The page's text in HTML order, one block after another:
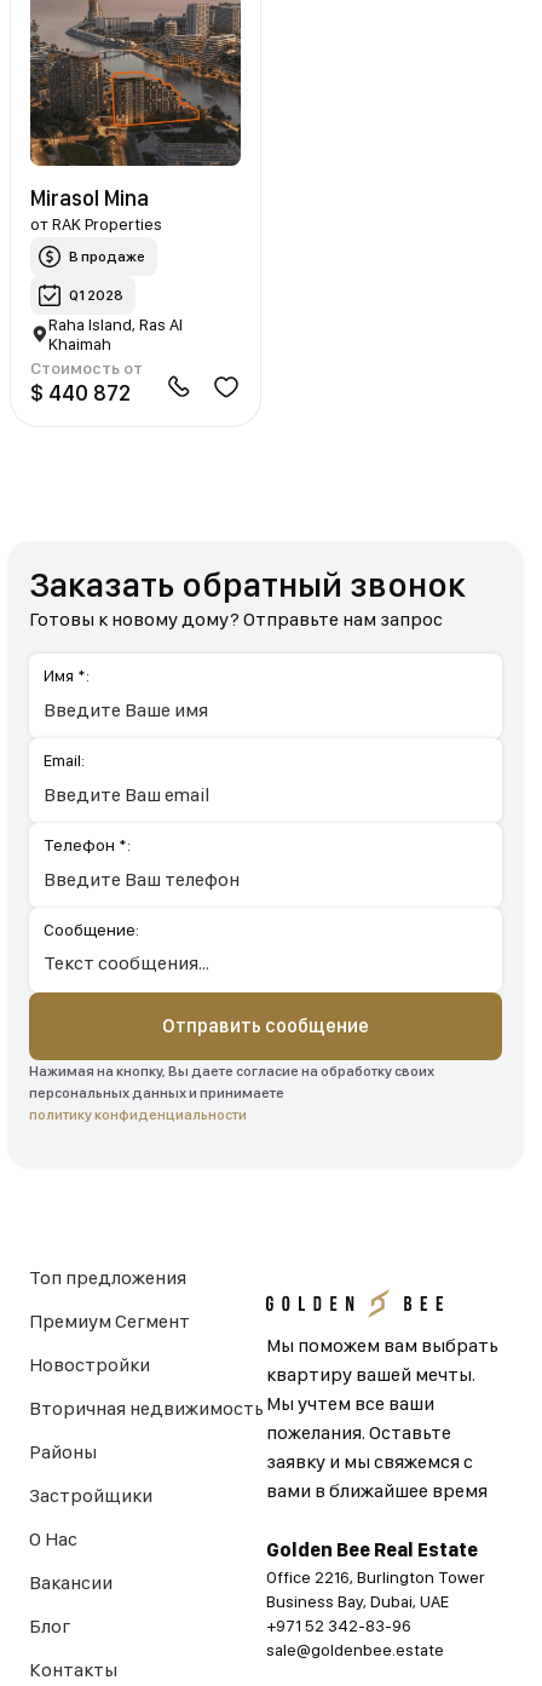
Mirasol Mina
отRAK Properties
В продаже
Q1 2028
Raha Island, Ras Al
Khaimah
Стоимость от
$ 440 872
Заказать обратный звонок
Готовы к новому дому? Отправьте нам запрос
Имя *:
Email:
Телефон *:
Сообщение:
Отправить сообщение
Нажимая на кнопку, Вы даете согласие на обработку своих
персональных данных и принимаете
политику конфиденциальности
Мы поможем вам выбрать
квартиру вашей мечты.
Мы учтем все ваши
пожелания. Оставьте
заявку и мы свяжемся с
вами в ближайшее время
Golden Bee Real Estate
Office 2216, Burlington Tower
Business Bay, Dubai, UAE
+971 52 342-83-96
sale@goldenbee.estate
Топ предложения
Премиум Сегмент
Новостройки
Вторичная недвижимость
Районы
Застройщики
О Нас
Вакансии
Блог
Контакты